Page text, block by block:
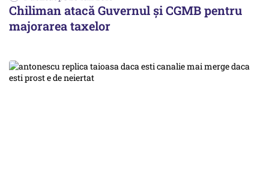
Chiliman atacă Guvernul și CGMB pentru
majorarea taxelor